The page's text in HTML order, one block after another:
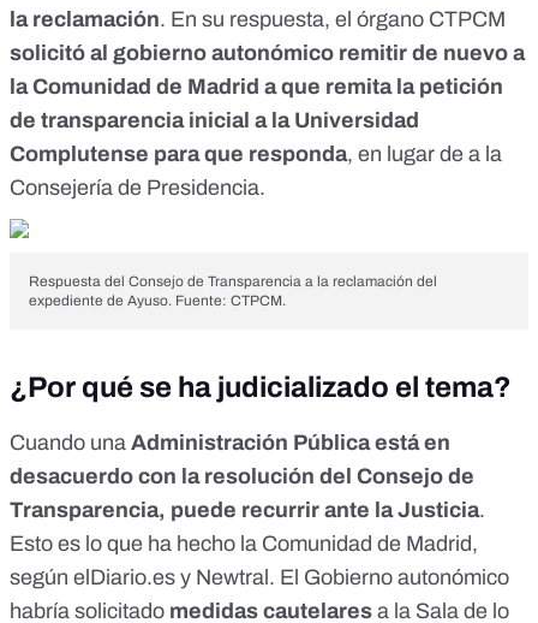
la reclamación. En su respuesta, el órgano CTPCM
solicitó al gobierno autonómico remitir de nuevo a
la Comunidad de Madrid a que remita la petición
de transparencia inicial a la Universidad
Complutense para que responda, en lugar de a la
Consejería de Presidencia.
Respuesta del Consejo de Transparencia a la reclamación del
expediente de Ayuso. Fuente: CTPCM.
¿Por qué se ha judicializado el tema?
Cuando una Administración Pública está en
desacuerdo con la resolución del Consejo de
Transparencia, puede recurrir ante la Justicia.
Esto es lo que ha hecho la Comunidad de Madrid,
según elDiario.es y Newtral. El Gobierno autonómico
habría solicitado medidas cautelares a la Sala de lo